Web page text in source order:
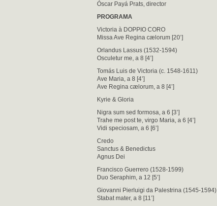
Óscar Payá Prats, director
PROGRAMA
Victoria à DOPPIO CORO
Missa Ave Regina cælorum [20’]
Orlandus Lassus (1532-1594)
Osculetur me, a 8 [4’]
Tomás Luis de Victoria (c. 1548-1611)
Ave Maria, a 8 [4’]
Ave Regina cælorum, a 8 [4’]
Kyrie & Gloria
Nigra sum sed formosa, a 6 [3’]
Trahe me post te, virgo Maria, a 6 [4’]
Vidi speciosam, a 6 [6’]
Credo
Sanctus & Benedictus
Agnus Dei
Francisco Guerrero (1528-1599)
Duo Seraphim, a 12 [5’]
Giovanni Pierluigi da Palestrina (1545-1594)
Stabat mater, a 8 [11’]